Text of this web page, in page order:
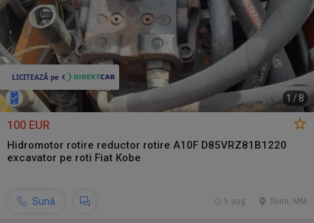
1 /8
100 EUR
Hidromotor rotire reductor rotire A10F D85VRZ81B1220
excavator pe roti Fiat Kobe
Sună Seini, MM
5 aug.